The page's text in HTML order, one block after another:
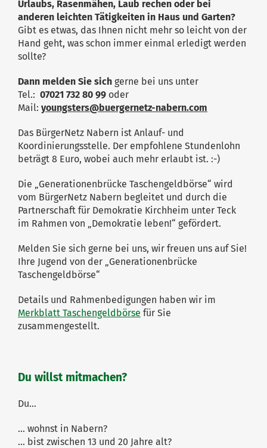
Urlaubs, Rasenmähen, Laub rechen oder bei
anderen leichten Tätigkeiten in Haus und Garten?
Gibt es etwas, das Ihnen nicht mehr so leicht von der
Hand geht, was schon immer einmal erledigt werden
sollte?
Dann melden Sie sich gerne bei uns unter
Tel.: 07021 732 80 99 oder
Mail: youngsters@buergernetz-nabern.com
Das BürgerNetz Nabern ist Anlauf- und
Koordinierungsstelle. Der empfohlene Stundenlohn
beträgt 8 Euro, wobei auch mehr erlaubt ist. :-)
Die „Generationenbrücke Taschengeldbörse“ wird
vom BürgerNetz Nabern begleitet und durch die
Partnerschaft für Demokratie Kirchheim unter Teck
im Rahmen von „Demokratie leben!“ gefördert.
Melden Sie sich gerne bei uns, wir freuen uns auf Sie!
Ihre Jugend von der „Generationenbrücke
Taschengeldbörse“
Details und Rahmenbedigungen haben wir im
Merkblatt Taschengeldbörse für Sie
zusammengestellt.
Du willst mitmachen?
Du…
… wohnst in Nabern?
… bist zwischen 13 und 20 Jahre alt?